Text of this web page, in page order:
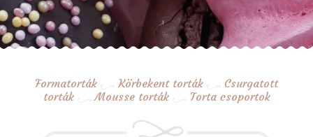
Formatorták Körbekent torták
Csurgatott
torták
Mousse torták Torta csoportok